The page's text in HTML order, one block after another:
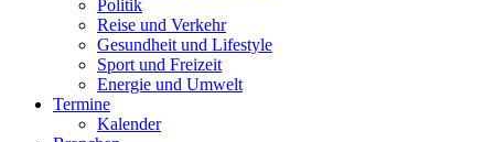
Politik
Reise und Verkehr
Gesundheit und Lifestyle
Sport und Freizeit
Energie und Umwelt
Termine
Kalender